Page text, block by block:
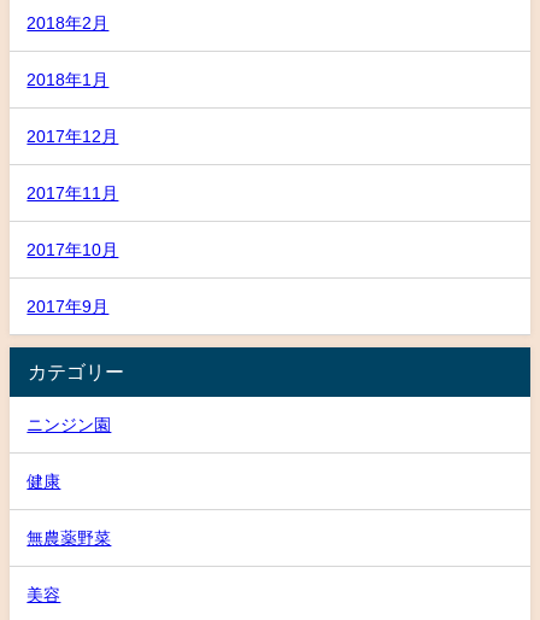
2018年2月
2018年1月
2017年12月
2017年11月
2017年10月
2017年9月
カテゴリー
ニンジン園
健康
無農薬野菜
美容